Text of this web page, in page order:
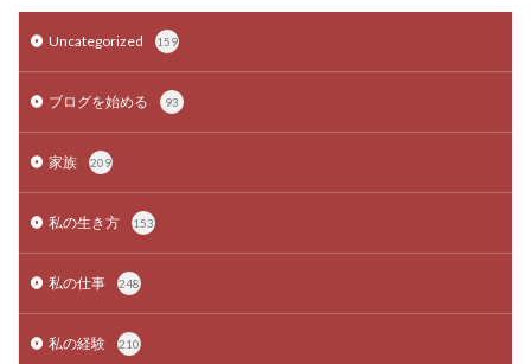
Uncategorized 159
ブログを始める 93
家族 209
私の生き方 153
私の仕事 248
私の経験 210